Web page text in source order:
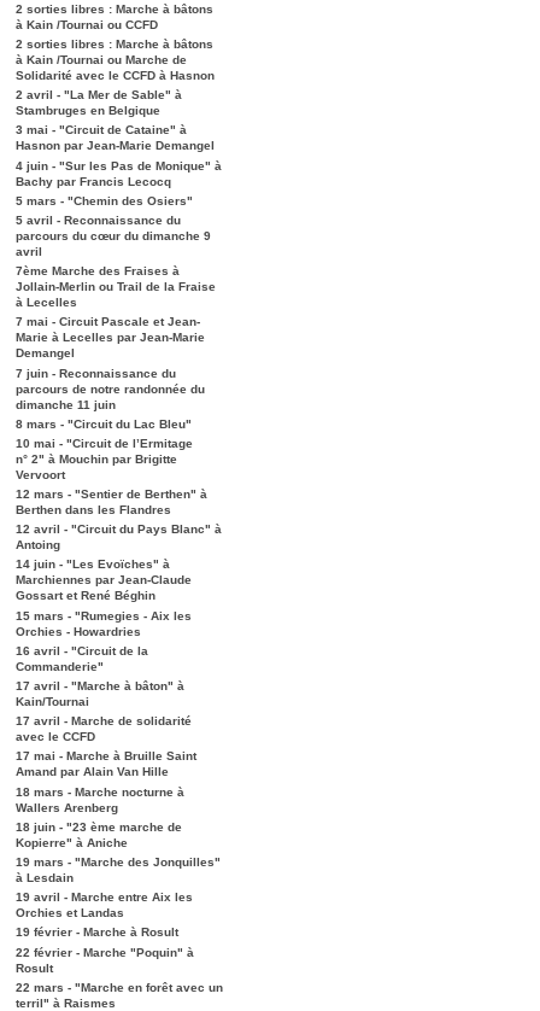
2 sorties libres : Marche à bâtons
à Kain /Tournai ou CCFD
2 sorties libres : Marche à bâtons
à Kain /Tournai ou Marche de
Solidarité avec le CCFD à Hasnon
2 avril - "La Mer de Sable" à
Stambruges en Belgique
3 mai - "Circuit de Cataine" à
Hasnon par Jean-Marie Demangel
4 juin - "Sur les Pas de Monique" à
Bachy par Francis Lecocq
5 mars - "Chemin des Osiers"
5 avril - Reconnaissance du
parcours du cœur du dimanche 9
avril
7ème Marche des Fraises à
Jollain-Merlin ou Trail de la Fraise
à Lecelles
7 mai - Circuit Pascale et Jean-
Marie à Lecelles par Jean-Marie
Demangel
7 juin - Reconnaissance du
parcours de notre randonnée du
dimanche 11 juin
8 mars - "Circuit du Lac Bleu"
10 mai - "Circuit de l’Ermitage
n° 2" à Mouchin par Brigitte
Vervoort
12 mars - "Sentier de Berthen" à
Berthen dans les Flandres
12 avril - "Circuit du Pays Blanc" à
Antoing
14 juin - "Les Evoïches" à
Marchiennes par Jean-Claude
Gossart et René Béghin
15 mars - "Rumegies - Aix les
Orchies - Howardries
16 avril - "Circuit de la
Commanderie"
17 avril - "Marche à bâton" à
Kain/Tournai
17 avril - Marche de solidarité
avec le CCFD
17 mai - Marche à Bruille Saint
Amand par Alain Van Hille
18 mars - Marche nocturne à
Wallers Arenberg
18 juin - "23 ème marche de
Kopierre" à Aniche
19 mars - "Marche des Jonquilles"
à Lesdain
19 avril - Marche entre Aix les
Orchies et Landas
19 février - Marche à Rosult
22 février - Marche "Poquin" à
Rosult
22 mars - "Marche en forêt avec un
terril" à Raismes